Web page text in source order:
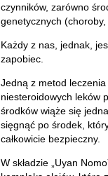
czynników, zarówno
genetycznych
Każdy z nas, jednak,
zapobiec.
Jedną z metod
niesteroidowych leków
środków wiąże się
sięgnąć po środek,
całkowicie bezpieczny.
W składzie „Uyan